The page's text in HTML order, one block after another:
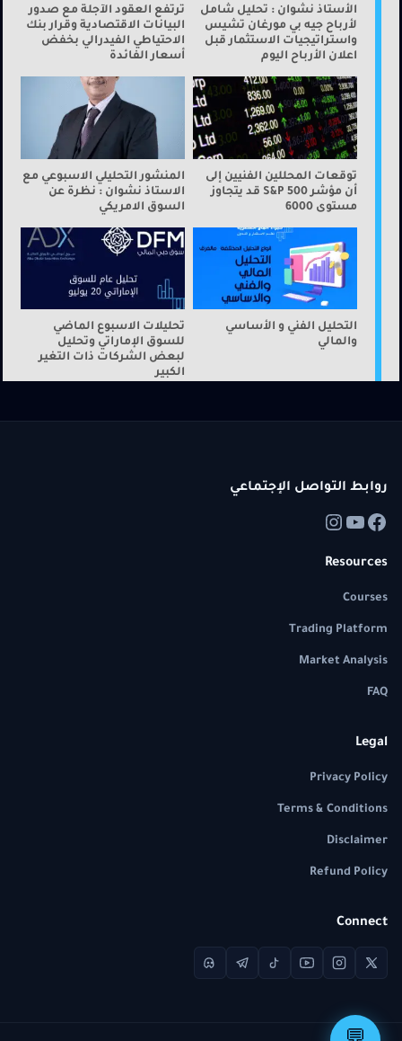
الأستاذ نشوان : تحليل شامل
لأرباح جيه بي مورغان تشيس
واستراتيجيات الاستثمار قبل
اعلان الأرباح اليوم
ترتفع العقود الآجلة مع صدور
البيانات الاقتصادية وقرار بنك
الاحتياطي الفيدرالي بخفض
أسعار الفائدة
توقعات المحللين الفنيين إلى
أن مؤشر S&P 500 قد يتجاوز
مستوى 6000
المنشور التحليلي الاسبوعي مع
الاستاذ نشوان : نظرة عن
السوق الامريكي
التحليل الفني و الأساسي
والمالي
تحليلات الاسبوع الماضي
للسوق الإماراتي وتحليل
لبعض الشركات ذات التغير
الكبير
روابط التواصل الإجتماعي
Resources
Courses
Trading Platform
Market Analysis
FAQ
Legal
Privacy Policy
Terms & Conditions
Disclaimer
Refund Policy
Connect